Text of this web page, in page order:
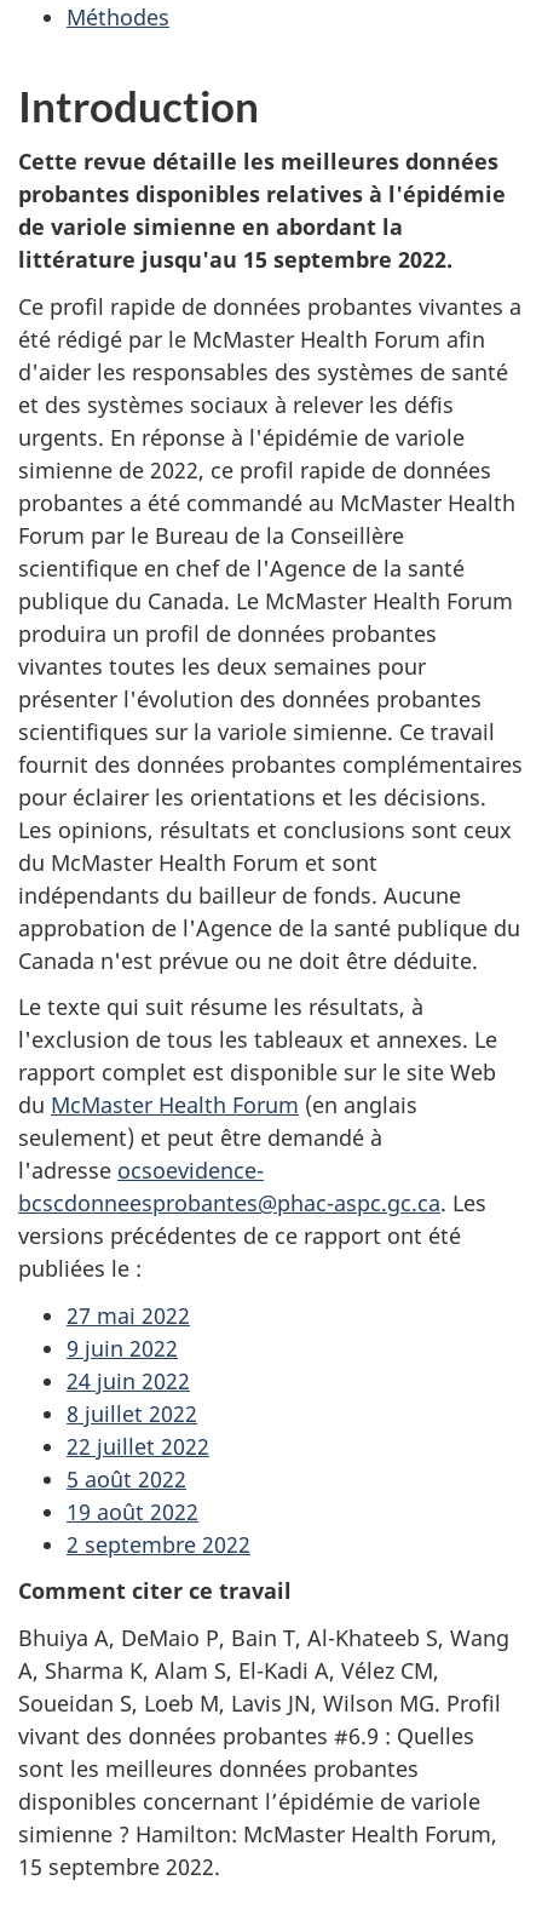
Méthodes
Introduction
Cette revue détaille les meilleures données
probantes disponibles relatives à l'épidémie
de variole simienne en abordant la
littérature jusqu'au 15 septembre 2022.
Ce profil rapide de données probantes vivantes a
été rédigé par le McMaster Health Forum afin
d'aider les responsables des systèmes de santé
et des systèmes sociaux à relever les défis
urgents. En réponse à l'épidémie de variole
simienne de 2022, ce profil rapide de données
probantes a été commandé au McMaster Health
Forum par le Bureau de la Conseillère
scientifique en chef de l'Agence de la santé
publique du Canada. Le McMaster Health Forum
produira un profil de données probantes
vivantes toutes les deux semaines pour
présenter l'évolution des données probantes
scientifiques sur la variole simienne. Ce travail
fournit des données probantes complémentaires
pour éclairer les orientations et les décisions.
Les opinions, résultats et conclusions sont ceux
du McMaster Health Forum et sont
indépendants du bailleur de fonds. Aucune
approbation de l'Agence de la santé publique du
Canada n'est prévue ou ne doit être déduite.
Le texte qui suit résume les résultats, à
l'exclusion de tous les tableaux et annexes. Le
rapport complet est disponible sur le site Web
du McMaster Health Forum (en anglais
seulement) et peut être demandé à
l'adresse ocsoevidence-
bcscdonneesprobantes@phac-aspc.gc.ca. Les
versions précédentes de ce rapport ont été
publiées le :
27 mai 2022
9 juin 2022
24 juin 2022
8 juillet 2022
22 juillet 2022
5 août 2022
19 août 2022
2 septembre 2022
Comment citer ce travail
Bhuiya A, DeMaio P, Bain T, Al-Khateeb S, Wang
A, Sharma K, Alam S, El-Kadi A, Vélez CM,
Soueidan S, Loeb M, Lavis JN, Wilson MG. Profil
vivant des données probantes #6.9 : Quelles
sont les meilleures données probantes
disponibles concernant l’épidémie de variole
simienne ? Hamilton: McMaster Health Forum,
15 septembre 2022.